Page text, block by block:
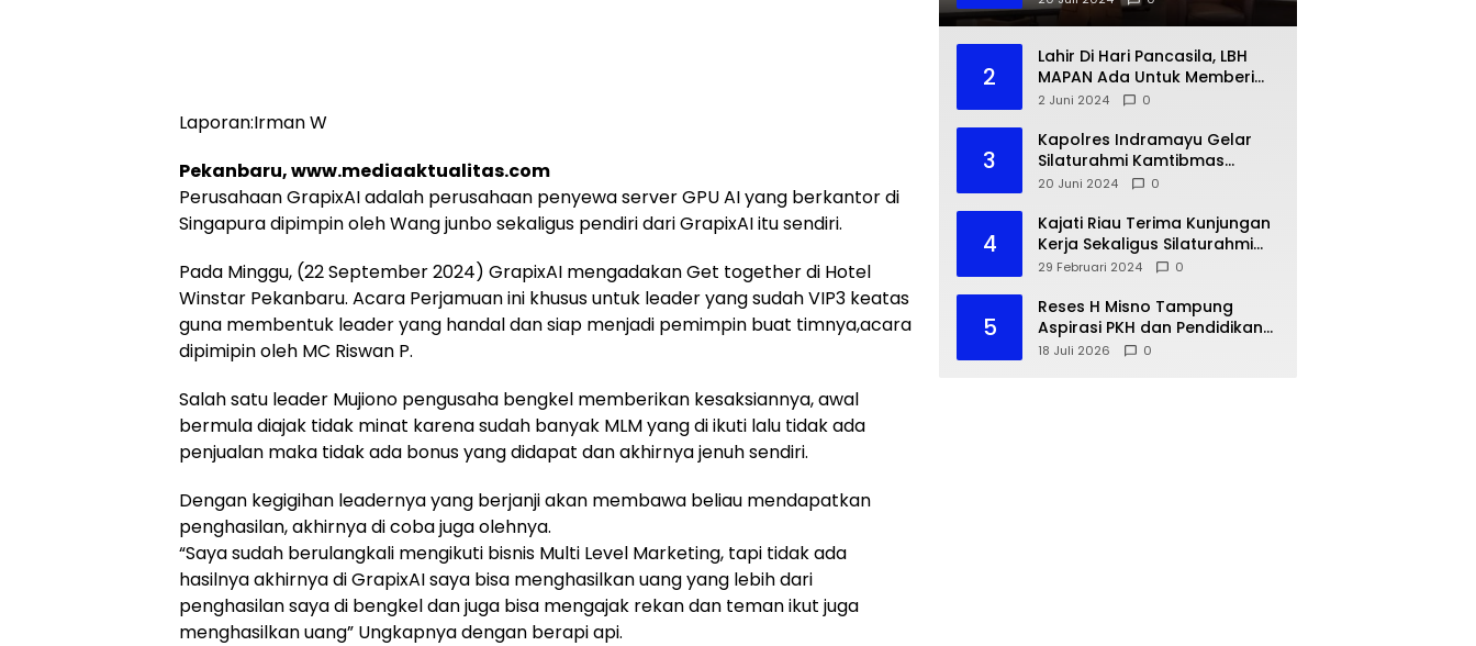
Laporan:Irman W
Pekanbaru, www.mediaaktualitas.com
Perusahaan GrapixAI adalah perusahaan penyewa server GPU AI yang berkantor di
Singapura dipimpin oleh Wang junbo sekaligus pendiri dari GrapixAI itu sendiri.
Pada Minggu, (22 September 2024) GrapixAI mengadakan Get together di Hotel
Winstar Pekanbaru. Acara Perjamuan ini khusus untuk leader yang sudah VIP3 keatas
guna membentuk leader yang handal dan siap menjadi pemimpin buat timnya,acara
dipimipin oleh MC Riswan P.
Salah satu leader Mujiono pengusaha bengkel memberikan kesaksiannya, awal
bermula diajak tidak minat karena sudah banyak MLM yang di ikuti lalu tidak ada
penjualan maka tidak ada bonus yang didapat dan akhirnya jenuh sendiri.
Dengan kegigihan leadernya yang berjanji akan membawa beliau mendapatkan
penghasilan, akhirnya di coba juga olehnya.
“Saya sudah berulangkali mengikuti bisnis Multi Level Marketing, tapi tidak ada
hasilnya akhirnya di GrapixAI saya bisa menghasilkan uang yang lebih dari
penghasilan saya di bengkel dan juga bisa mengajak rekan dan teman ikut juga
menghasilkan uang” Ungkapnya dengan berapi api.
2
Lahir Di Hari Pancasila, LBH
MAPAN Ada Untuk Memberi
Bantuan Hukum Gratis Bagi
2 Juni 2024 0
3
Kapolres Indramayu Gelar
Silaturahmi Kamtibmas
dengan IKA PMII
20 Juni 2024 0
4
Kajati Riau Terima Kunjungan
Kerja Sekaligus Silaturahmi
Pejabat Perwakilan Bank
29 Februari 2024 0
5
Reses H Misno Tampung
Aspirasi PKH dan Pendidikan
Warga Air Jamban
18 Juli 2026 0